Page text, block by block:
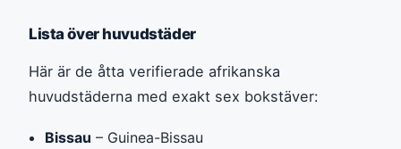
Lista över huvudstäder
Här är de åtta verifierade afrikanska
huvudstäderna med exakt sex bokstäver:
Bissau – Guinea-Bissau